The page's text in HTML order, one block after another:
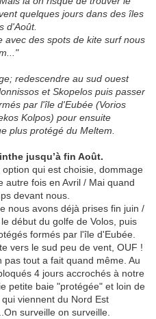
quelques jours dans des îles
d'Août.
avec des spots de kite surf nous
redescendre au sud ouest
et Skopelos puis passer
par l'île d'Eubée (Vorios
Kolpos) pour ensuite
plus protégé du Meltem.
jusqu’à fin Août.
qui est choisie, dommage
autre fois en Avril / Mai quand
devant nous.
nous avons déjà prises fin juin /
début du golfe de Volos, puis
formés par l'île d'Eubée.
vers le sud peu de vent, OUF !
tout a fait quand même. Au
4 jours accrochés à notre
petite baie "protégée" et loin de
viennent du Nord Est
surveille on surveille.